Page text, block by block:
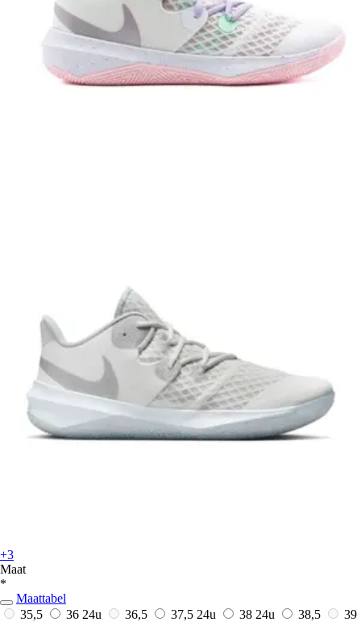
+3
Maat
*
Maattabel
35,5
36 24u 36,5 37,5 24u 38 24u 38,5
39